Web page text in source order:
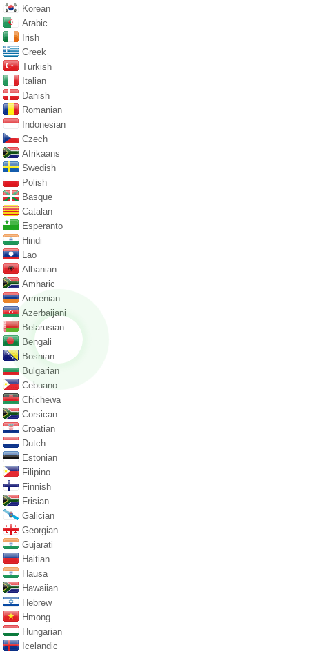
Korean
Arabic
Irish
Greek
Turkish
Italian
Danish
Romanian
Indonesian
Czech
Afrikaans
Swedish
Polish
Basque
Catalan
Esperanto
Hindi
Lao
Albanian
Amharic
Armenian
Azerbaijani
Belarusian
Bengali
Bosnian
Bulgarian
Cebuano
Chichewa
Corsican
Croatian
Dutch
Estonian
Filipino
Finnish
Frisian
Galician
Georgian
Gujarati
Haitian
Hausa
Hawaiian
Hebrew
Hmong
Hungarian
Icelandic